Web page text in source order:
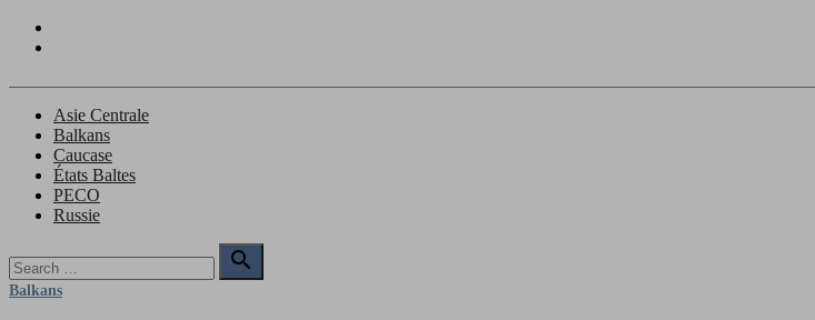
Asie Centrale
Balkans
Caucase
États Baltes
PECO
Russie
for:

Search
Balkans